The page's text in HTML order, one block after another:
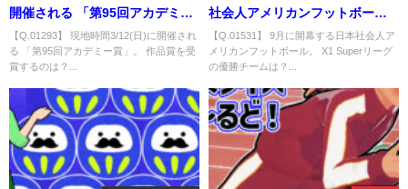
開催される 「第95回アカデミー
賞」。 作品賞を受賞するのは？
【Q.01293】 現地時間3/12(日)に開催され
る 「第95回アカデミー賞」。 作品賞を受
賞するのは？...
社会人アメリカンフットボー
ル。 X1 Superリーグの優勝チー
ムは？
【Q.01531】 9月に開幕する日本社会人ア
メリカンフットボール。 X1 Superリーグ
の優勝チームは？...